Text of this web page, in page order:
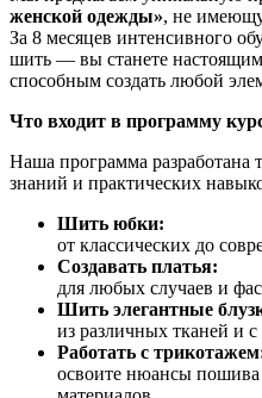
женской одежды», не
За 8 месяцев интенсивного
шить — вы станете
способным создать любой
Что входит в программу
Наша программа разработана
знаний и практических
Шить юбки:
от классических до
Создавать платья:
для любых случаев и
Шить элегантные
из различных тканей и
Работать с
освоите нюансы пошива